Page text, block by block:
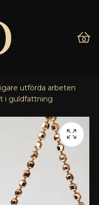
0
utförda arbeten
i guldfattning